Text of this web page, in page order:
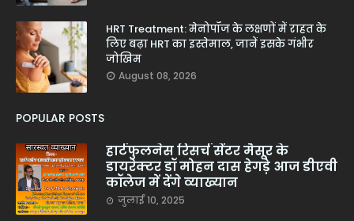
HRT Treatment: मेनोपॉज के लक्षणों में राहत के
लिए बढ़ा HRT का इस्तेमाल, जानें इसके गंभीर
जोखिम
August 08, 2026
POPULAR POSTS
हार्टफुलनेस रिसर्च सेंटर मैसूर के
डायरेक्टर डॉ मोहन दास हेगड़े आज डीएवी
कॉलेज में देंगे व्याख्यान
जुलाई 10, 2025